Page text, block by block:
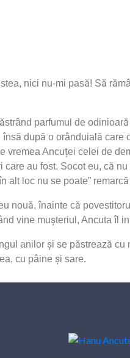
nici nu-mi pasă! Să
parfumul de
după o orânduială
vremea Ancuței celei de
au fost. Socot eu, că
alt loc nu se poate”
nouă, înainte că
vine mușteriul, Ancuta îl
anilor și se păstrează
cu pâine și sare.